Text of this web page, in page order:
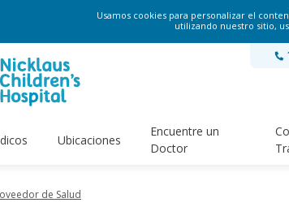
Usamos cookies para personalizar el
utilizando nuestro sitio,
Ubicaciones
Encuentre un
Doctor
de Salud